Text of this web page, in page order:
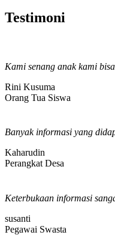
Testimoni
Kami senang anak kami
Rini Kusuma
Orang Tua Siswa
Banyak informasi yang
Kaharudin
Perangkat Desa
Keterbukaan informasi
susanti
Pegawai Swasta